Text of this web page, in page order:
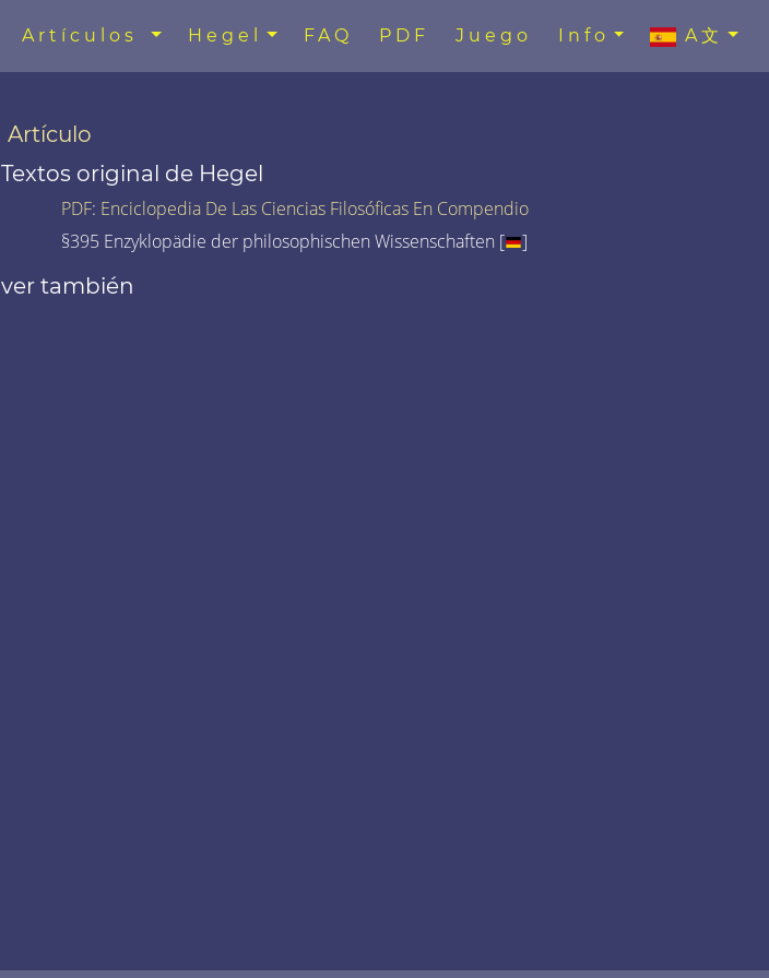
Artículos Hegel FAQ PDF Juego Info A文
Artículo
Textos original de Hegel
PDF: Enciclopedia De Las Ciencias Filosóficas En Compendio
§395 Enzyklopädie der philosophischen Wissenschaften [
]
ver también